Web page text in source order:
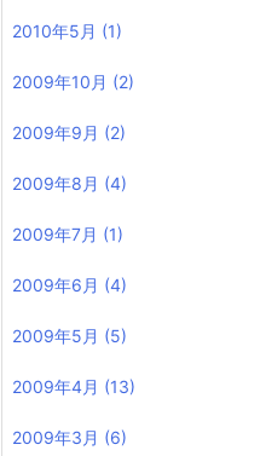
2010年5月 (1)
2009年10月 (2)
2009年9月 (2)
2009年8月 (4)
2009年7月 (1)
2009年6月 (4)
2009年5月 (5)
2009年4月 (13)
2009年3月 (6)